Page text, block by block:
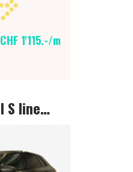
CHF 1'115.-/m
A3 Sportback 35 TFSI S line Attraction